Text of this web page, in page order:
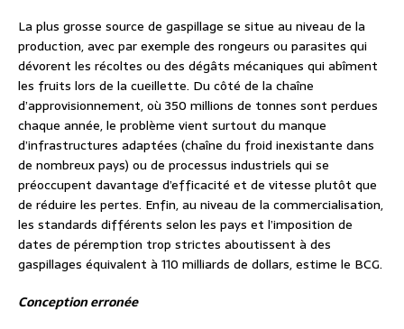
La plus grosse source de gaspillage se situe au niveau de la
production, avec par exemple des rongeurs ou parasites qui
dévorent les récoltes ou des dégâts mécaniques qui abîment
les fruits lors de la cueillette. Du côté de la chaîne
d’approvisionnement, où 350 millions de tonnes sont perdues
chaque année, le problème vient surtout du manque
d’infrastructures adaptées (chaîne du froid inexistante dans
de nombreux pays) ou de processus industriels qui se
préoccupent davantage d’efficacité et de vitesse plutôt que
de réduire les pertes. Enfin, au niveau de la commercialisation,
les standards différents selon les pays et l’imposition de
dates de péremption trop strictes aboutissent à des
gaspillages équivalent à 110 milliards de dollars, estime le BCG.
Conception erronée